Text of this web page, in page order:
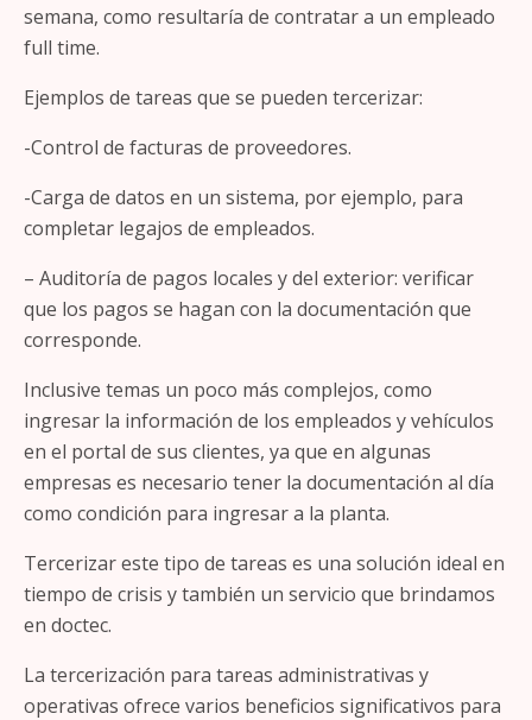
semana, como resultaría de contratar a un empleado
full time.
Ejemplos de tareas que se pueden tercerizar:
-Control de facturas de proveedores.
-Carga de datos en un sistema, por ejemplo, para
completar legajos de empleados.
– Auditoría de pagos locales y del exterior: verificar
que los pagos se hagan con la documentación que
corresponde.
Inclusive temas un poco más complejos, como
ingresar la información de los empleados y vehículos
en el portal de sus clientes, ya que en algunas
empresas es necesario tener la documentación al día
como condición para ingresar a la planta.
Tercerizar este tipo de tareas es una solución ideal en
tiempo de crisis y también un servicio que brindamos
en doctec.
La tercerización para tareas administrativas y
operativas ofrece varios beneficios significativos para